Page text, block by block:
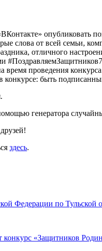
опубликовать
слова от всей семьи,
отличного
проведения
конкурсе: быть
генератора
здесь.
Федерации по Тульской
конкурс «Защитников